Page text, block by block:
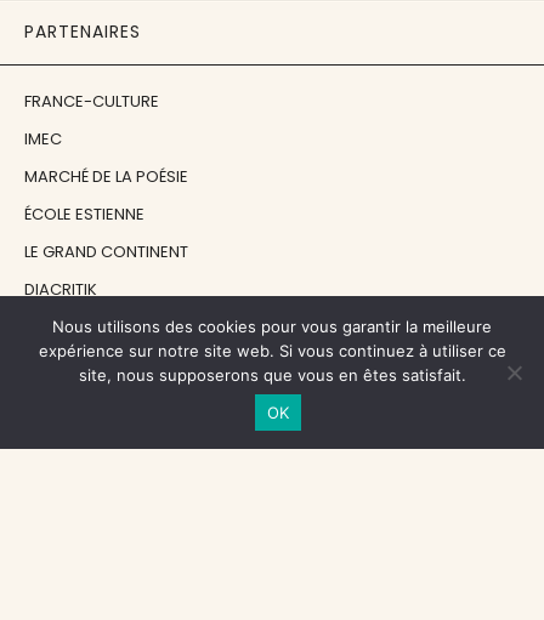
PARTENAIRES
FRANCE-CULTURE
IMEC
MARCHÉ DE LA POÉSIE
ÉCOLE ESTIENNE
LE GRAND CONTINENT
DIACRITIK
EN ATTENDANT NADEAU
Nous utilisons des cookies pour vous garantir la meilleure
expérience sur notre site web. Si vous continuez à utiliser ce
site, nous supposerons que vous en êtes satisfait.
OK